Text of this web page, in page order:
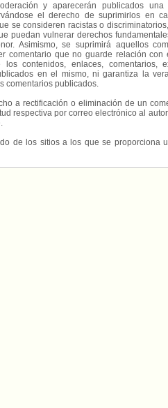
y aparecerán publicados
el derecho de suprimirlos en
se consideren racistas o
puedan vulnerar derechos
Asimismo, se suprimirá aquellos
comentario que no guarde relación
contenidos, enlaces, comentarios,
en el mismo, ni garantiza la
comentarios publicados.
a rectificación o eliminación de un
respectiva por correo electrónico al
de los sitios a los que se proporciona